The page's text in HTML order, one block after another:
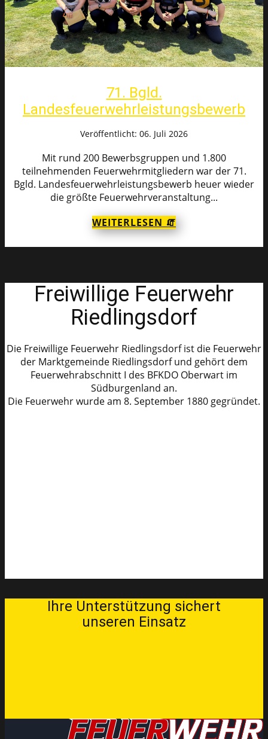
71. Bgld.
Landesfeuerwehrleistungsbewerb
Veröffentlicht: 06. Juli 2026
Mit rund 200 Bewerbsgruppen und 1.800
teilnehmenden Feuerwehrmitgliedern war der 71.
Bgld. Landesfeuerwehrleistungsbewerb heuer wieder
die größte Feuerwehrveranstaltung...
WEITERLESEN 🧯
Freiwillige Feuerwehr
Riedlingsdorf
Die Freiwillige Feuerwehr Riedlingsdorf ist die Feuerwehr
der Marktgemeinde Riedlingsdorf und gehört dem
Feuerwehrabschnitt I des BFKDO Oberwart im
Südburgenland an.
Die Feuerwehr wurde am 8. September 1880 gegründet.
Ihre Unterstütz​ung sichert
unseren Einsatz